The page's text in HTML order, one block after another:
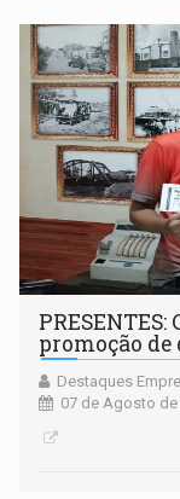
promoção de
Destaques
07 de Agosto de